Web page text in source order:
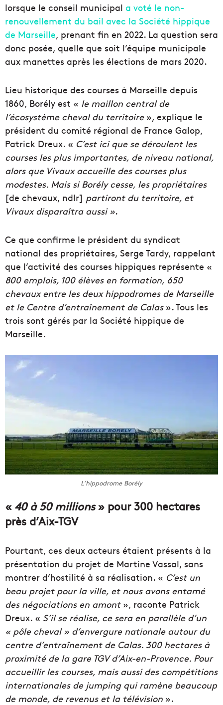
lorsque le conseil municipal a voté le non-
renouvellement du bail avec la Société hippique
de Marseille, prenant fin en 2022. La question sera
donc posée, quelle que soit l’équipe municipale
aux manettes après les élections de mars 2020.
Lieu historique des courses à Marseille depuis
1860, Borély est « le maillon central de
l’écosystème cheval du territoire», explique le
président du comité régional de France Galop,
Patrick Dreux. « C’est ici que se déroulent les
courses les plus importantes, de niveau national,
alors que Vivaux accueille des courses plus
modestes. Mais si Borély cesse, les propriétaires
[de chevaux, ndlr] partiront du territoire, et
Vivaux disparaîtra aussi ».
Ce que confirme le président du syndicat
national des propriétaires, Serge Tardy, rappelant
que l’activité des courses hippiques représente «
800 emplois, 100 élèves en formation, 650
chevaux entre les deux hippodromes de Marseille
et le Centre d’entraînement de Calas». Tous les
trois sont gérés par la Société hippique de
Marseille.
L’hippodrome Borély
«40 à 50 millions» pour 300 hectares
près d’Aix-TGV
Pourtant, ces deux acteurs étaient présents à la
présentation du projet de Martine Vassal, sans
montrer d’hostilité à sa réalisation. « C’est un
beau projet pour la ville, et nous avons entamé
des négociations en amont», raconte Patrick
Dreux. « S’il se réalise, ce sera en parallèle d’un
« pôle cheval » d’envergure nationale autour du
centre d’entraînement de Calas. 300 hectares à
proximité de la gare TGV d’Aix-en-Provence. Pour
accueillir les courses, mais aussi des compétitions
internationales de jumping qui ramène beaucoup
de monde, de revenus et la télévision ».